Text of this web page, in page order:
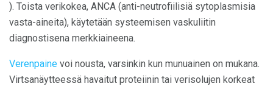
). Toista verikokea, ANCA (anti-neutrofiilisiä sytoplasmisia
vasta-aineita), käytetään systeemisen vaskuliitin
diagnostisena merkkiaineena.
Verenpaine voi nousta, varsinkin kun munuainen on mukana.
Virtsanäytteessä havaitut proteiinin tai verisolujen korkeat